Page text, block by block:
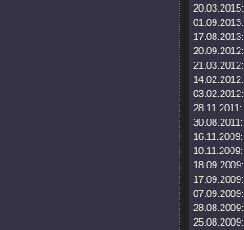
20.03.2015:
01.09.2013:
17.08.2013:
20.09.2012:
21.03.2012:
14.02.2012:
03.02.2012:
28.11.2011:
30.08.2011:
16.11.2009:
10.11.2009:
18.09.2009:
17.09.2009:
07.09.2009:
28.08.2009:
25.08.2009: